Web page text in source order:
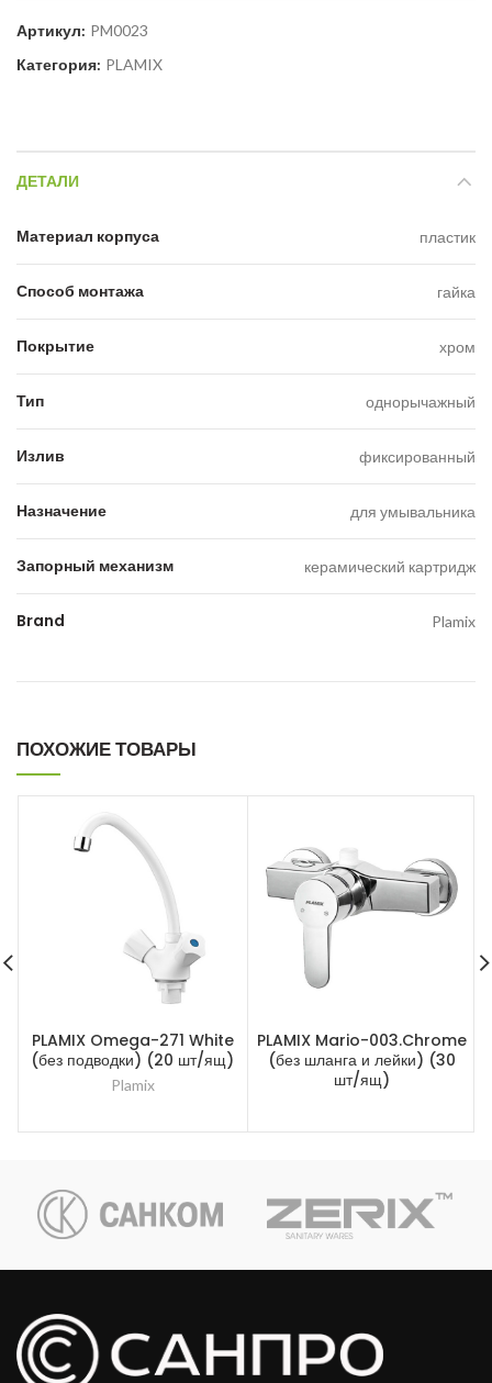
Артикул: PM0023
Категория: PLAMIX
ДЕТАЛИ
Материал корпуса пластик
Способ монтажа гайка
Покрытие хром
Тип однорычажный
Излив фиксированный
Назначение для умывальника
Запорный механизм керамический картридж
Brand Plamix
ПОХОЖИЕ ТОВАРЫ
PLAMIX Omega-271 White
(без подводки) (20 шт/ящ)
Plamix
PLAMIX Mario-003.Chrome
(без шланга и лейки) (30
шт/ящ)